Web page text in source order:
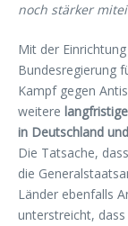
noch stärker
Mit der
Bundesregierung
Kampf gegen
weitere
in Deutschland
Die Tatsache,
die
Länder ebenfalls
unterstreicht,